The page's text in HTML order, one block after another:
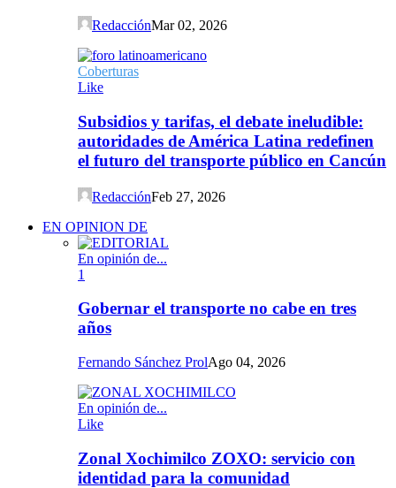
RedacciónMar 02, 2026
Coberturas
Like
Subsidios y tarifas, el debate ineludible:
autoridades de América Latina redefinen
el futuro del transporte público en Cancún
RedacciónFeb 27, 2026
EN OPINION DE
En opinión de...
1
Gobernar el transporte no cabe en tres
años
Fernando Sánchez ProlAgo 04, 2026
En opinión de...
Like
Zonal Xochimilco ZOXO: servicio con
identidad para la comunidad